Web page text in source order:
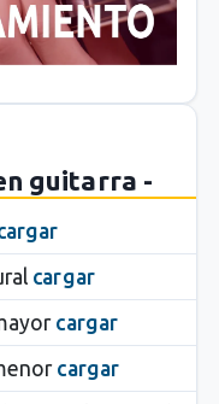
guitarra -
cargar
cargar
cargar